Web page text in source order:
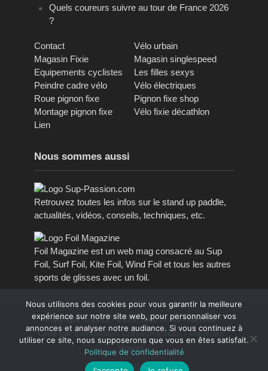
Quels coureurs suivre au tour de France 2026
?
Contact
Vélo urbain
Magasin Fixie
Magasin singlespeed
Equipements cyclistes
Les filles sexys
Peindre cadre vélo
Vélo électriques
Roue pignon fixe
Pignon fixe shop
Montage pignon fixe
Vélo fixie décathlon
Lien
Nous sommes aussi
Retrouvez toutes les infos sur le stand up paddle,
actualités, vidéos, conseils, techniques, etc.
Foil Magazine est un web mag consacré au Sup
Foil, Surf Foil, Kite Foil, Wind Foil et tous les autres
sports de glisses avec un foil.
Copyright © 2011 - 2023, tous droits réservés.
Créé par Extremotion Communication-Mentions
légales
Nous utilisons des cookies pour vous garantir la meilleure
expérience sur notre site web, pour personnaliser vos
annonces et analyser notre audiance. Si vous continuez à
utiliser ce site, nous supposerons que vous en êtes satisfait.
Politique de confidentialité